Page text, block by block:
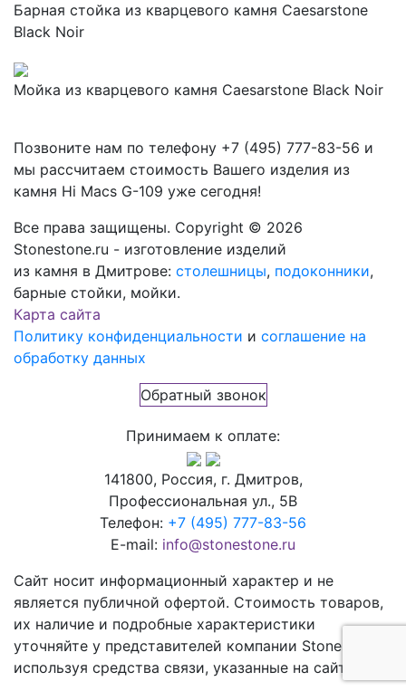
Барная стойка из кварцевого камня Caesarstone
Black Noir
Мойка из кварцевого камня Caesarstone Black Noir
Позвоните нам по телефону +7 (495) 777-83-56 и
мы рассчитаем стоимость Вашего изделия из
камня Hi Macs G-109 уже сегодня!
Все права защищены. Copyright © 2026
Stonestone.ru - изготовление изделий
из камня в Дмитрове: столешницы, подоконники,
барные стойки, мойки.
Карта сайта
Политику конфиденциальности и соглашение на
обработку данных
Обратный звонок
Принимаем к оплате:
141800, Россия, г. Дмитров,
Профессиональная ул., 5В
Телефон: +7 (495) 777-83-56
E-mail: info@stonestone.ru
Сайт носит информационный характер и не
является публичной офертой. Стоимость товаров,
их наличие и подробные характеристики
уточняйте у представителей компании StoneStone,
используя средства связи, указанные на сайте.